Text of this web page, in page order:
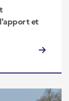
l'apport et